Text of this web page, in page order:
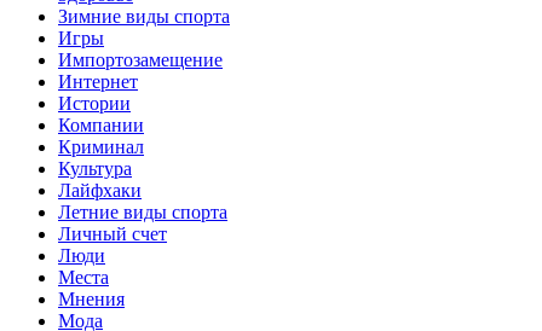
Зимние виды спорта
Игры
Импортозамещение
Интернет
Истории
Компании
Криминал
Культура
Лайфхаки
Летние виды спорта
Личный счет
Люди
Места
Мнения
Мода